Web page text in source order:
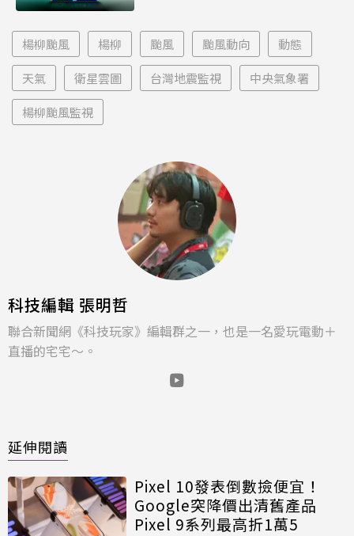
楊柳颱風 楊柳 颱風 颱風動向 動態
天氣 衛星雲圖 台灣地震監視 中央氣象署
楊柳颱風監視
科技編輯 張明哲
聯合新聞網《科技玩家》編輯群之一，也是一名愛玩電動＋
直播的宅宅～。
延伸閱讀
Pixel 10發表倒數撿便宜！
Google突降價出清舊產品
Pixel 9系列最高折1萬5